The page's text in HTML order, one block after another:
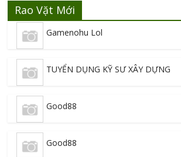
Rao Vặt Mới
Gamenohu Lol
TUYỂN DỤNG KỸ SƯ XÂY DỰNG
Good88
Good88